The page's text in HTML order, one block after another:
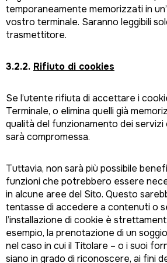
temporaneamente memorizzati in
vostro terminale. Saranno leggibili
trasmettitore.
3.2.2. Rifiuto di cookies
Se l’utente rifiuta di accettare i
Terminale, o elimina quelli già
qualità del funzionamento dei
sarà compromessa.
Tuttavia, non sarà più possibile
funzioni che potrebbero essere
in alcune aree del Sito. Questo
tentasse di accedere a contenuti o
l’installazione di cookie è
esempio, la prenotazione di un
nel caso in cui il Titolare – o i suoi
siano in grado di riconoscere, ai fini